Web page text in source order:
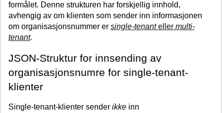
formålet. Denne strukturen har forskjellig innhold,
avhengig av om klienten som sender inn informasjonen
om organisasjonsnummer er single-tenanteller multi-
tenant.
JSON-Struktur for innsending av
organisasjonsnumre for single-tenant-
klienter
Single-tenant-klienter sender ikke inn